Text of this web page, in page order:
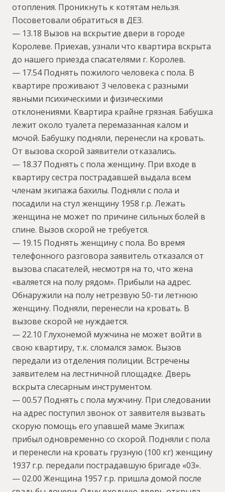
отопления. Проникнуть к котятам нельзя.
Посоветовали обратиться в ДЕЗ.
— 13.18 Вызов на вскрытие двери в городе
Королеве. Приехав, узнали что квартира вскрыта
до нашего приезда спасателями г. Королев.
— 17.54 Поднять пожилого человека с пола. В
квартире проживают 3 человека с разными
явными психическими и физическими
отклонениями. Квартира крайне грязная. Бабушка
лежит около туалета перемазанная калом и
мочой. Бабушку подняли, перенесли на кровать.
От вызова скорой заявители отказались.
— 18.37 Поднять с пола женщину. При входе в
квартиру сестра пострадавшей выдала всем
членам экипажа бахилы. Подняли с пола и
посадили на стул женщину 1958 г.р. Лежать
женщина не может по причине сильных болей в
спине. Вызов скорой не требуется.
— 19.15 Поднять женщину с пола. Во время
телефонного разговора заявитель отказался от
вызова спасателей, несмотря на то, что жена
«валяется на полу рядом». Прибыли на адрес.
Обнаружили на полу нетрезвую 50-ти летнюю
женщину. Подняли, перенесли на кровать. В
вызове скорой не нуждается.
— 22.10 Глухонемой мужчина не может войти в
свою квартиру, т.к. сломался замок. Вызов
передали из отделения полиции. Встречены
заявителем на лестничной площадке. Дверь
вскрыта слесарным инструментом.
— 00.57 Поднять с пола мужчину. При следовании
на адрес поступил звонок от заявителя вызвать
скорую помощь его упавшей маме Экипаж
прибыл одновременно со скорой. Подняли с пола
и перенесли на кровать грузную (100 кг) женщину
1937 г.р. передали пострадавшую бригаде «03».
— 02.00 Женщина 1957 г.р. пришла домой после